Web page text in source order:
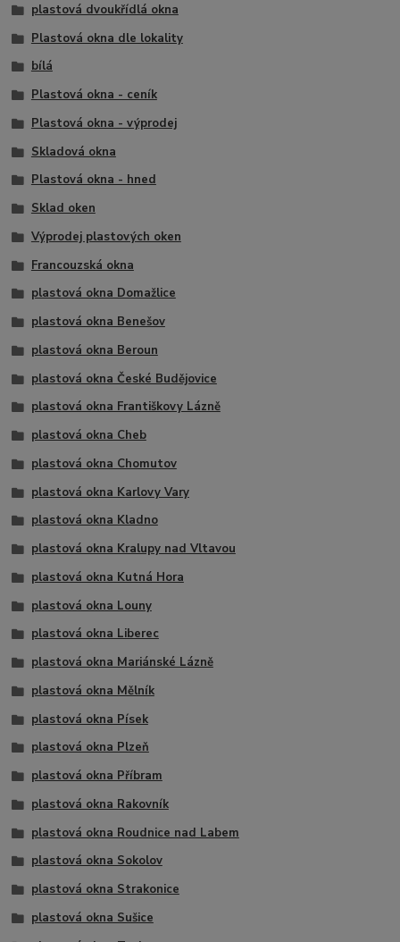
plastová dvoukřídlá okna
Plastová okna dle lokality
bílá
Plastová okna - ceník
Plastová okna - výprodej
Skladová okna
Plastová okna - hned
Sklad oken
Výprodej plastových oken
Francouzská okna
plastová okna Domažlice
plastová okna Benešov
plastová okna Beroun
plastová okna České Budějovice
plastová okna Františkovy Lázně
plastová okna Cheb
plastová okna Chomutov
plastová okna Karlovy Vary
plastová okna Kladno
plastová okna Kralupy nad Vltavou
plastová okna Kutná Hora
plastová okna Louny
plastová okna Liberec
plastová okna Mariánské Lázně
plastová okna Mělník
plastová okna Písek
plastová okna Plzeň
plastová okna Příbram
plastová okna Rakovník
plastová okna Roudnice nad Labem
plastová okna Sokolov
plastová okna Strakonice
plastová okna Sušice